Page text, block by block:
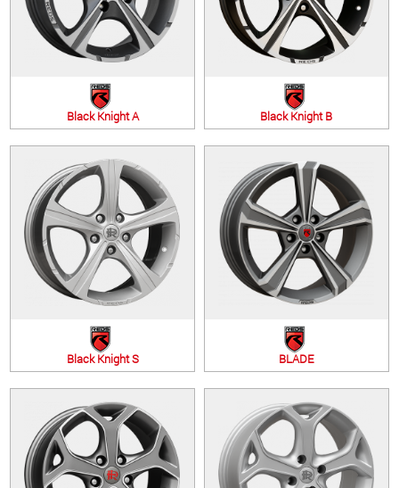
Black Knight A Black Knight B
Black Knight S BLADE